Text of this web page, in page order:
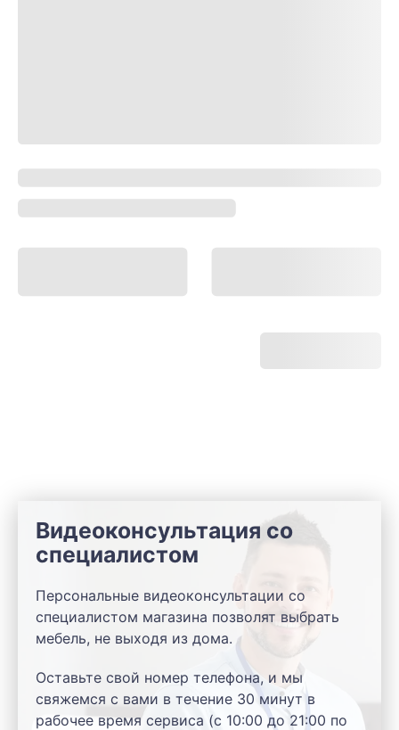
Видеоконсультация со
специалистом
Персональные видеоконсультации со
специалистом магазина позволят выбрать
мебель, не выходя из дома.
Оставьте свой номер телефона, и мы
свяжемся с вами в течение 30 минут в
рабочее время сервиса (с 10:00 до 21:00 по